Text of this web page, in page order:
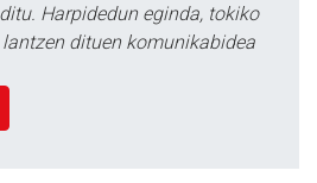
Harpidedun eginda, tokiko
dituen komunikabidea